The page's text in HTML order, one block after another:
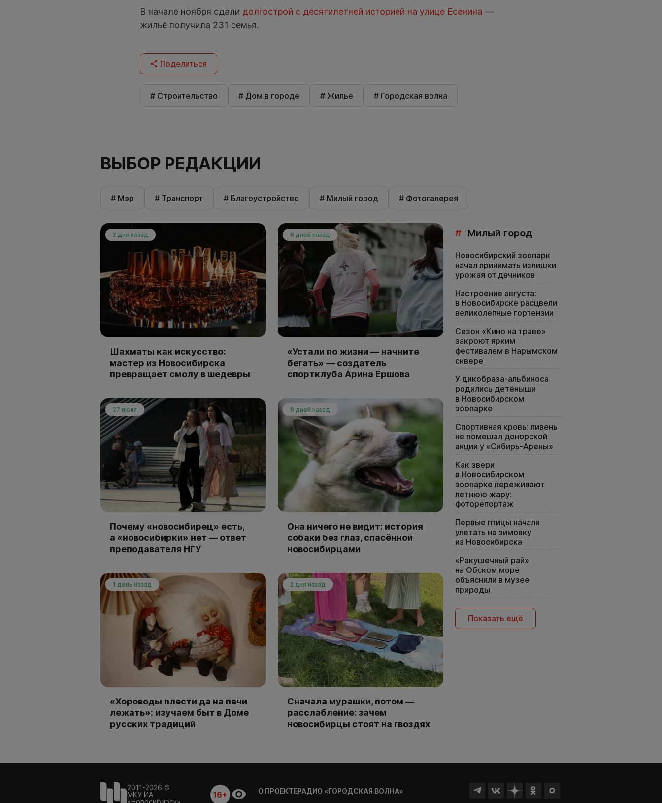
В начале ноября сдали долгострой с десятилетней историей на улице Есенина —
жильё получила 231 семья.
Поделиться
# Строительство # Дом в городе # Жилье # Городская волна
ВЫБОР РЕДАКЦИИ
# Мэр # Транспорт # Благоустройство # Милый город # Фотогалерея
2 дня назад
Шахматы как искусство:
мастер из Новосибирска
превращает смолу в шедевры
8 дней назад
«Устали по жизни — начните
бегать» — создатель
спортклуба Арина Ершова
27 июля
Почему «новосибирец» есть,
а «новосибирки» нет — ответ
преподавателя НГУ
9 дней назад
Она ничего не видит: история
собаки без глаз, спасённой
новосибирцами
1 день назад
«Хороводы плести да на печи
лежать»: изучаем быт в Доме
русских традиций
2 дня назад
Сначала мурашки, потом —
расслабление: зачем
новосибирцы стоят на гвоздях
# Милый город
Новосибирский зоопарк
начал принимать излишки
урожая от дачников
Настроение августа:
в Новосибирске расцвели
великолепные гортензии
Сезон «Кино на траве»
закроют ярким
фестивалем в Нарымском
сквере
У дикобраза-альбиноса
родились детёныши
в Новосибирском
зоопарке
Спортивная кровь: ливень
не помешал донорской
акции у «Сибирь-Арены»
Как звери
в Новосибирском
зоопарке переживают
летнюю жару:
фоторепортаж
Первые птицы начали
улетать на зимовку
из Новосибирска
«Ракушечный рай»
на Обском море
объяснили в музее
природы
Показать ещё
2011-2026 ©
МКУ ИА
«Новосибирск»
16+ О ПРОЕКТЕРАДИО «ГОРОДСКАЯ ВОЛНА»